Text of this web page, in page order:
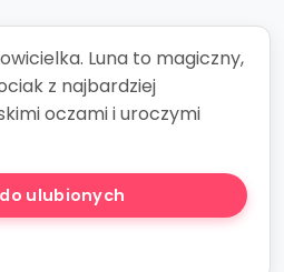
Luna to magiczny,
z najbardziej
oczami i uroczymi
ulubionych